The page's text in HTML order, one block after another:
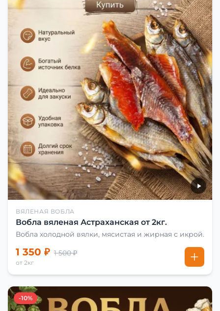
ВЯЛЕНАЯ ВОБЛА
Вобла вяленая Астраханская от 2кг.
Вобла холодной вялки, мясистая и жирная с икрой.
1 350 ₽ 1 500 ₽
от 2кг
-10%